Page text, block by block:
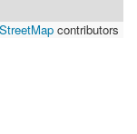
contributors